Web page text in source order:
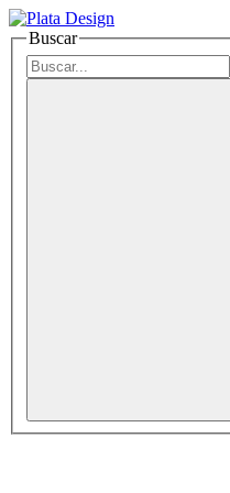
Buscar